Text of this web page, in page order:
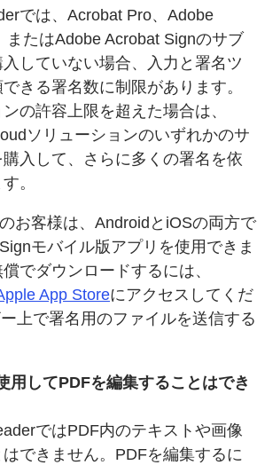
では、Acrobat Pro、Adobe
またはAdobe Acrobat Signのサブ
していない場合、入力と署名ツ
きる署名数に制限があります。
の許容上限を超えた場合は、
ソリューションのいずれかのサ
入して、さらに多くの署名を依
。
お客様は、AndroidとiOSの両方で
モバイル版アプリを使用できま
でダウンロードするには、
App Storeにアクセスしてくだ
上で署名用のファイルを送信する
してPDFを編集することはでき
ではPDF内のテキストや画像
できません。PDFを編集するに